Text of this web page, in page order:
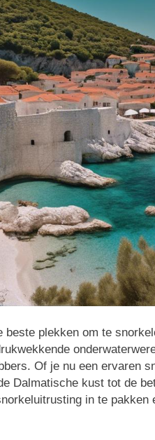
beste plekken om te
Of je nu een ervaren
Dalmatische kust tot de
in te